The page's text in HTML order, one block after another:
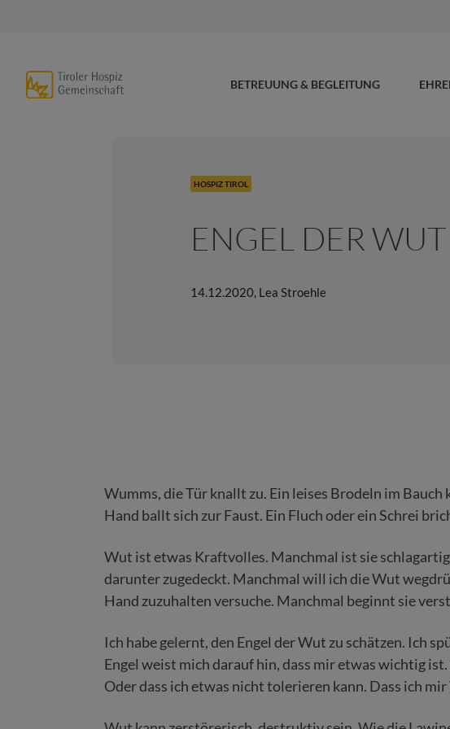
BETREUUNG & BEGLEITUNG
HOSPIZ TIROL
ENGEL DER WUT
14.12.2020, Lea Stroehle
Wumms, die Tür knallt zu. Ein leises Brodeln im
Hand ballt sich zur Faust. Ein Fluch oder ein Schrei
Wut ist etwas Kraftvolles. Manchmal ist sie
darunter zugedeckt. Manchmal will ich die Wut
Hand zuzuhalten versuche. Manchmal beginnt sie
Ich habe gelernt, den Engel der Wut zu schätzen. Ich
Engel weist mich darauf hin, dass mir etwas wichtig
Oder dass ich etwas nicht tolerieren kann. Dass ich